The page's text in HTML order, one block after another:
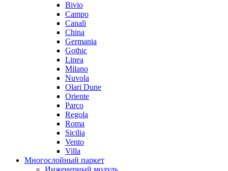
Bivio
Campo
Canali
China
Germania
Gothic
Linea
Milano
Nuvola
Olari Dune
Oriente
Parco
Regola
Roma
Sicilia
Vento
Villa
Многослойный паркет
Инженерный модуль